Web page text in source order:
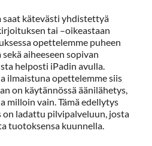
saat kätevästi yhdistettyä
tai –oikeastaan
opettelemme puheen
aiheeseen sopivan
helposti iPadin avulla.
ilmaistuna opettelemme siis
on käytännössä äänilähetys,
milloin vain. Tämä edellytys
ladattu pilvipalveluun, josta
tuotoksensa kuunnella.